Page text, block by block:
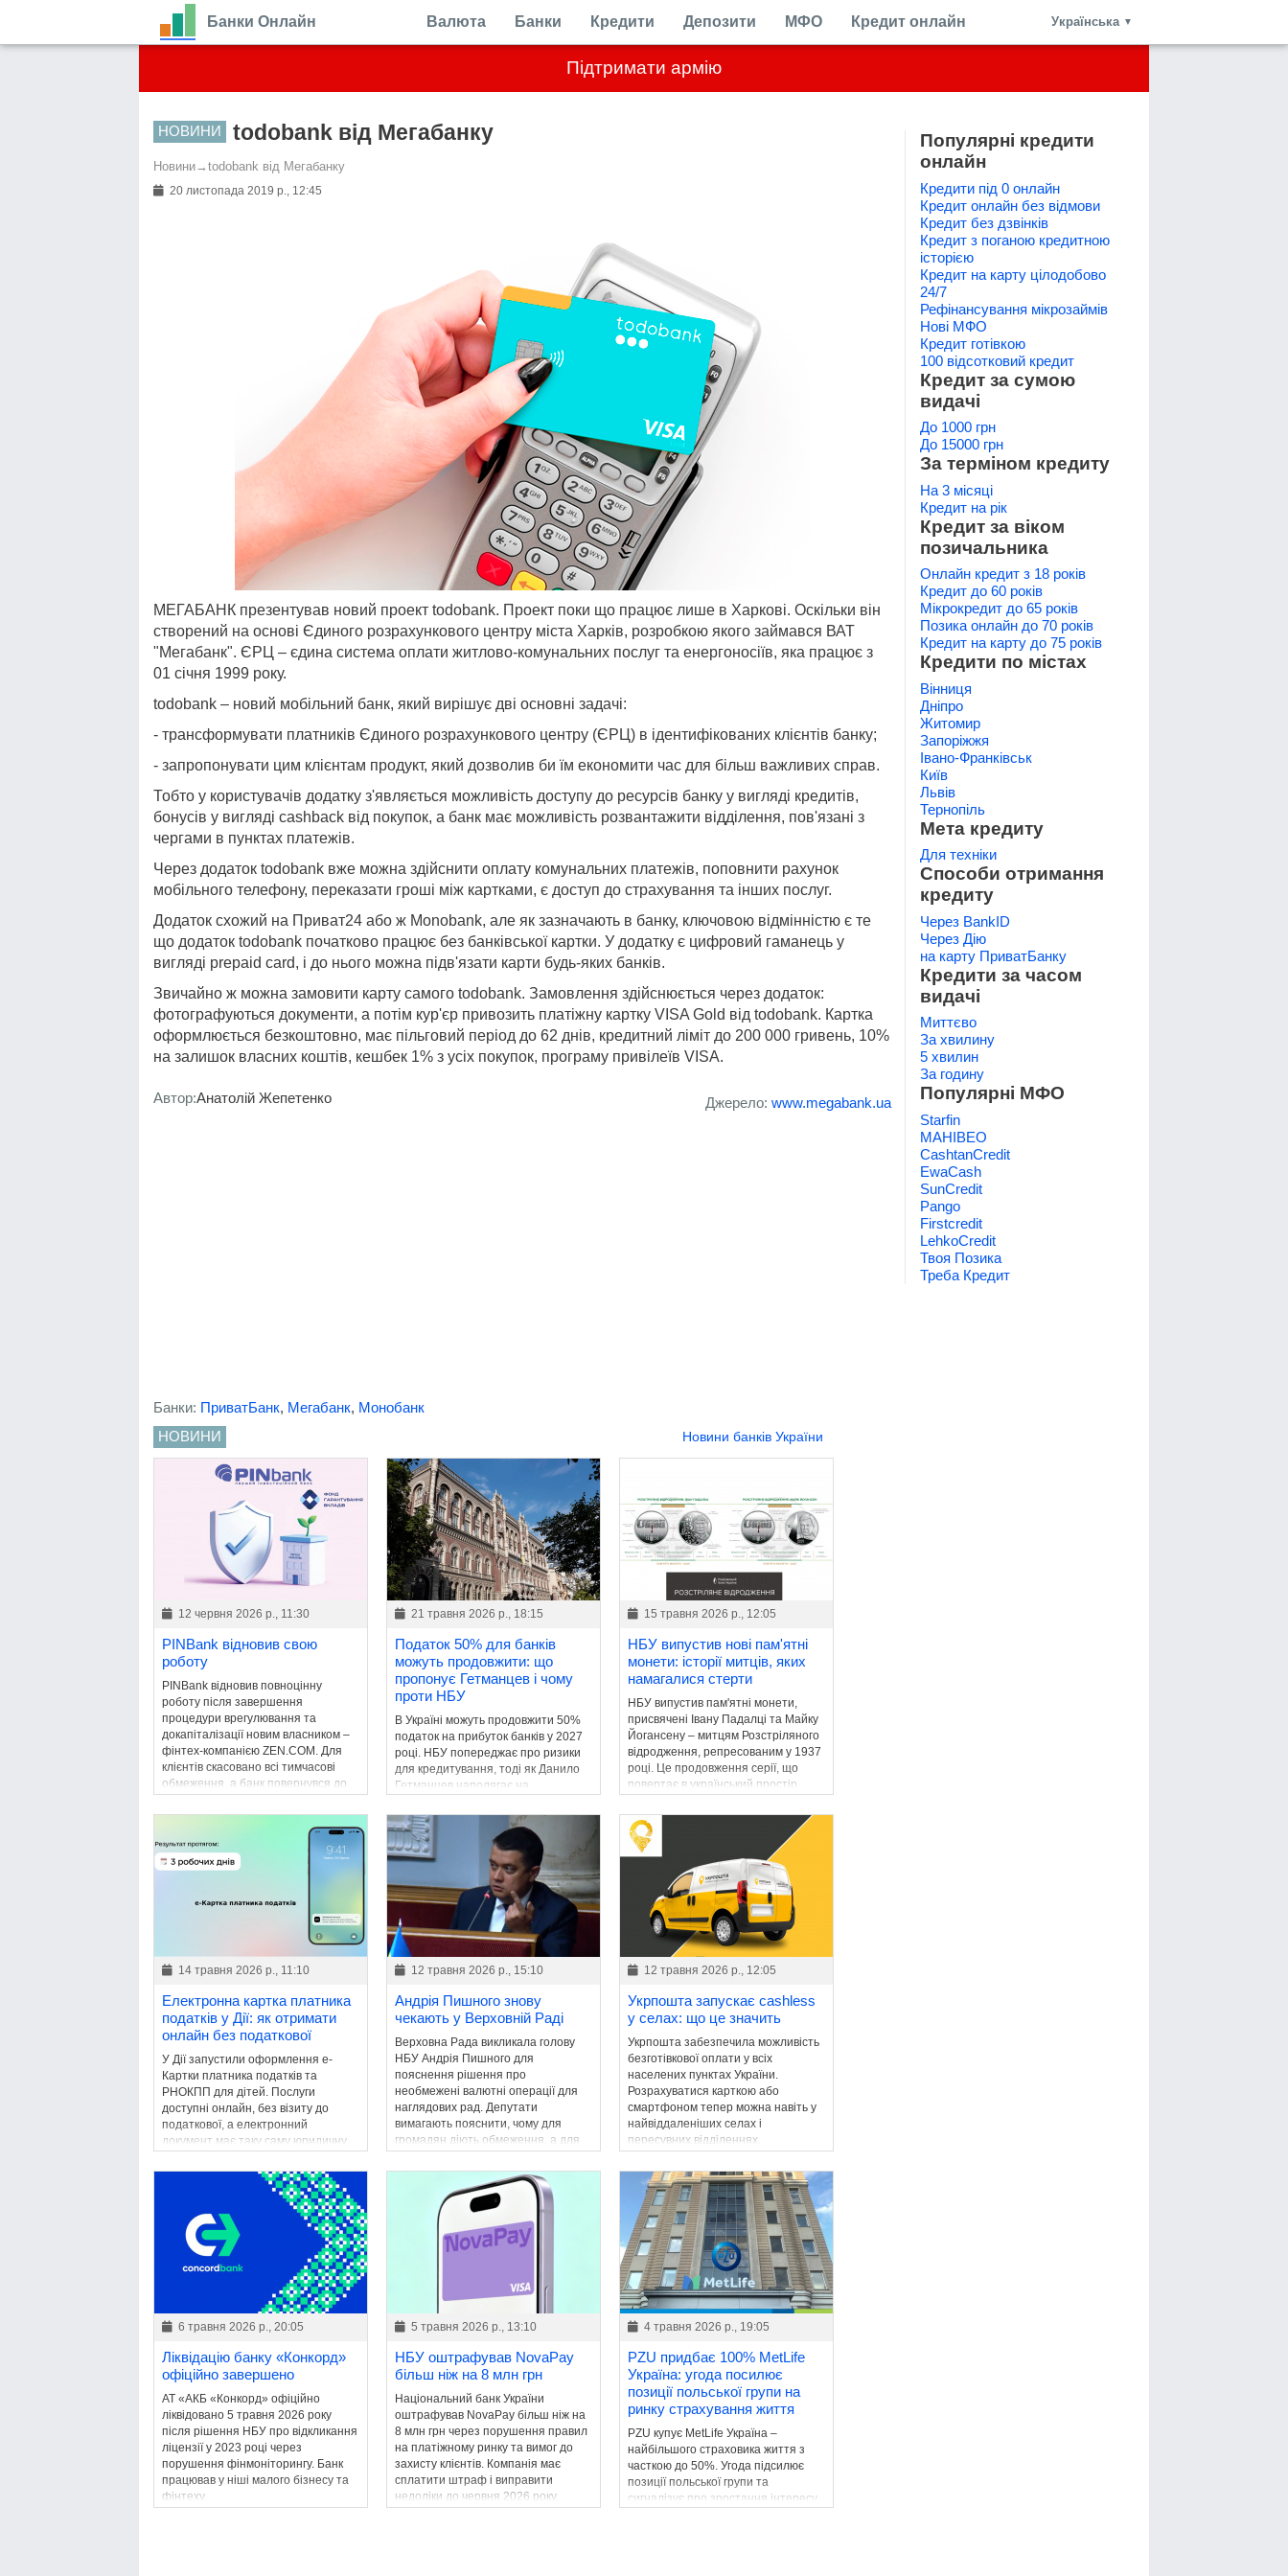
Підтримати армію
Банки Онлайн Валюта Банки Кредити Депозити МФО Кредит онлайн Українська ▼
НОВИНИ todobank від Мегабанку
Новини→ todobank від Мегабанку
20 листопада 2019 р., 12:45
МЕГАБАНК презентував новий проект todobank. Проект поки що працює лише в Харкові. Оскільки він
створений на основі Єдиного розрахункового центру міста Харків, розробкою якого займався ВАТ
"Мегабанк". ЄРЦ – єдина система оплати житлово-комунальних послуг та енергоносіїв, яка працює з
01 січня 1999 року.
todobank – новий мобільний банк, який вирішує дві основні задачі:
- трансформувати платників Єдиного розрахункового центру (ЄРЦ) в ідентифікованих клієнтів банку;
- запропонувати цим клієнтам продукт, який дозволив би їм економити час для більш важливих справ.
Тобто у користувачів додатку з'являється можливість доступу до ресурсів банку у вигляді кредитів,
бонусів у вигляді cashback від покупок, а банк має можливість розвантажити відділення, пов'язані з
чергами в пунктах платежів.
Через додаток todobank вже можна здійснити оплату комунальних платежів, поповнити рахунок
мобільного телефону, переказати гроші між картками, є доступ до страхування та інших послуг.
Додаток схожий на Приват24 або ж Monobank, але як зазначають в банку, ключовою відмінністю є те
що додаток todobank початково працює без банківської картки. У додатку є цифровий гаманець у
вигляді prepaid card, і до нього можна підв'язати карти будь-яких банків.
Звичайно ж можна замовити карту самого todobank. Замовлення здійснюється через додаток:
фотографуються документи, а потім кур'єр привозить платіжну картку VISA Gold від todobank. Картка
оформлюється безкоштовно, має пільговий період до 62 днів, кредитний ліміт до 200 000 гривень, 10%
на залишок власних коштів, кешбек 1% з усіх покупок, програму привілеїв VISA.
Автор:Анатолій Жепетенко Джерело: www.megabank.ua
Банки: ПриватБанк, Мегабанк, Монобанк
НОВИНИ
Новини банків України
12 червня 2026 р., 11:30
PINBank відновив свою
роботу
PINBank відновив повноцінну
роботу після завершення
процедури врегулювання та
докапіталізації новим власником –
фінтех-компанією ZEN.COM. Для
клієнтів скасовано всі тимчасові
обмеження, а банк повернувся до
звичайної діяльності.
21 травня 2026 р., 18:15
Податок 50% для банків
можуть продовжити: що
пропонує Гетманцев і чому
проти НБУ
В Україні можуть продовжити 50%
податок на прибуток банків у 2027
році. НБУ попереджає про ризики
для кредитування, тоді як Данило
Гетманцев наполягає на
бюджету.
15 травня 2026 р., 12:05
НБУ випустив нові пам'ятні
монети: історії митців, яких
намагалися стерти
НБУ випустив пам'ятні монети,
присвячені Івану Падалці та Майку
Йогансену – митцям Розстріляного
відродження, репресованим у 1937
році. Це продовження серії, що
повертає в український простір
14 травня 2026 р., 11:10
Електронна картка платника
податків у Дії: як отримати
онлайн без податкової
У Дії запустили оформлення е-
Картки платника податків та
РНОКПП для дітей. Послуги
доступні онлайн, без візиту до
податкової, а електронний
документ має таку саму юридичну
12 травня 2026 р., 15:10
Андрія Пишного знову
чекають у Верховній Раді
Верховна Рада викликала голову
НБУ Андрія Пишного для
пояснення рішення про
необмежені валютні операції для
наглядових рад. Депутати
вимагають пояснити, чому для
громадян діють обмеження, а для
окремих категорій – ні.
12 травня 2026 р., 12:05
Укрпошта запускає cashless
у селах: що це значить
Укрпошта забезпечила можливість
безготівкової оплати у всіх
населених пунктах України.
Розрахуватися карткою або
смартфоном тепер можна навіть у
найвіддаленіших селах і
пересувних відділеннях.
6 травня 2026 р., 20:05
Ліквідацію банку «Конкорд»
офіційно завершено
АТ «АКБ «Конкорд» офіційно
ліквідовано 5 травня 2026 року
після рішення НБУ про відкликання
ліцензії у 2023 році через
порушення фінмоніторингу. Банк
працював у ніші малого бізнесу та
фінтеху.
5 травня 2026 р., 13:10
НБУ оштрафував NovaPay
більш ніж на 8 млн грн
Національний банк України
оштрафував NovaPay більш ніж на
8 млн грн через порушення правил
на платіжному ринку та вимог до
захисту клієнтів. Компанія має
сплатити штраф і виправити
недоліки до червня 2026 року.
4 травня 2026 р., 19:05
PZU придбає 100% MetLife
Україна: угода посилює
позиції польської групи на
ринку страхування життя
PZU купує MetLife Україна –
найбільшого страховика життя з
часткою до 50%. Угода підсилює
позиції польської групи та
сигналізує про зростання інтересу
Популярні кредити
онлайн
Кредити під 0 онлайн
Кредит онлайн без відмови
Кредит без дзвінків
Кредит з поганою кредитною
історією
Кредит на карту цілодобово
24/7
Рефінансування мікрозаймів
Нові МФО
Кредит готівкою
100 відсотковий кредит
Кредит за сумою
видачі
До 1000 грн
До 15000 грн
За терміном кредиту
На 3 місяці
Кредит на рік
Кредит за віком
позичальника
Онлайн кредит з 18 років
Кредит до 60 років
Мікрокредит до 65 років
Позика онлайн до 70 років
Кредит на карту до 75 років
Кредити по містах
Вінниця
Дніпро
Житомир
Запоріжжя
Івано-Франківськ
Київ
Львів
Тернопіль
Мета кредиту
Для техніки
Способи отримання
кредиту
Через BankID
Через Дію
на карту ПриватБанку
Кредити за часом
видачі
Миттєво
За хвилину
5 хвилин
За годину
Популярні МФО
Starfin
МАНІВЕО
CashtanCredit
EwaCash
SunCredit
Pango
Firstcredit
LehkoCredit
Твоя Позика
Треба Кредит